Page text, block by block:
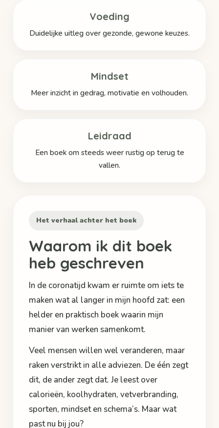
Voeding
Duidelijke uitleg over gezonde, gewone keuzes.
Mindset
Meer inzicht in gedrag, motivatie en volhouden.
Leidraad
Een boek om steeds weer rustig op terug te
vallen.
Het verhaal achter het boek
Waarom ik dit boek
heb geschreven
In de coronatijd kwam er ruimte om iets te
maken wat al langer in mijn hoofd zat: een
helder en praktisch boek waarin mijn
manier van werken samenkomt.
Veel mensen willen wel veranderen, maar
raken verstrikt in alle adviezen. De één zegt
dit, de ander zegt dat. Je leest over
calorieën, koolhydraten, vetverbranding,
sporten, mindset en schema’s. Maar wat
past nu bij jou?